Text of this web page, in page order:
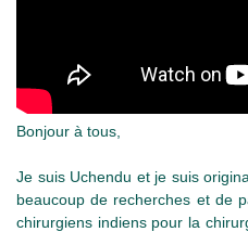
Bonjour à tous,
Je suis Uchendu et je suis
beaucoup de recherches et de
chirurgiens indiens pour la